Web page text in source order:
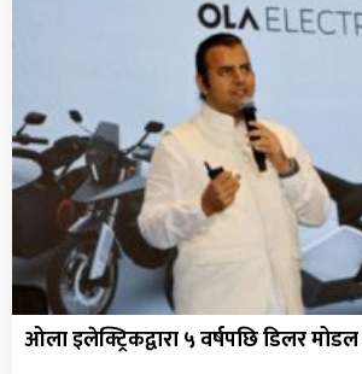
ओला इलेक्ट्रिकद्वारा ५ वर्षपछि डिलर